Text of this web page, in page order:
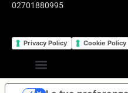
02701880995
Privacy Policy Cookie Policy